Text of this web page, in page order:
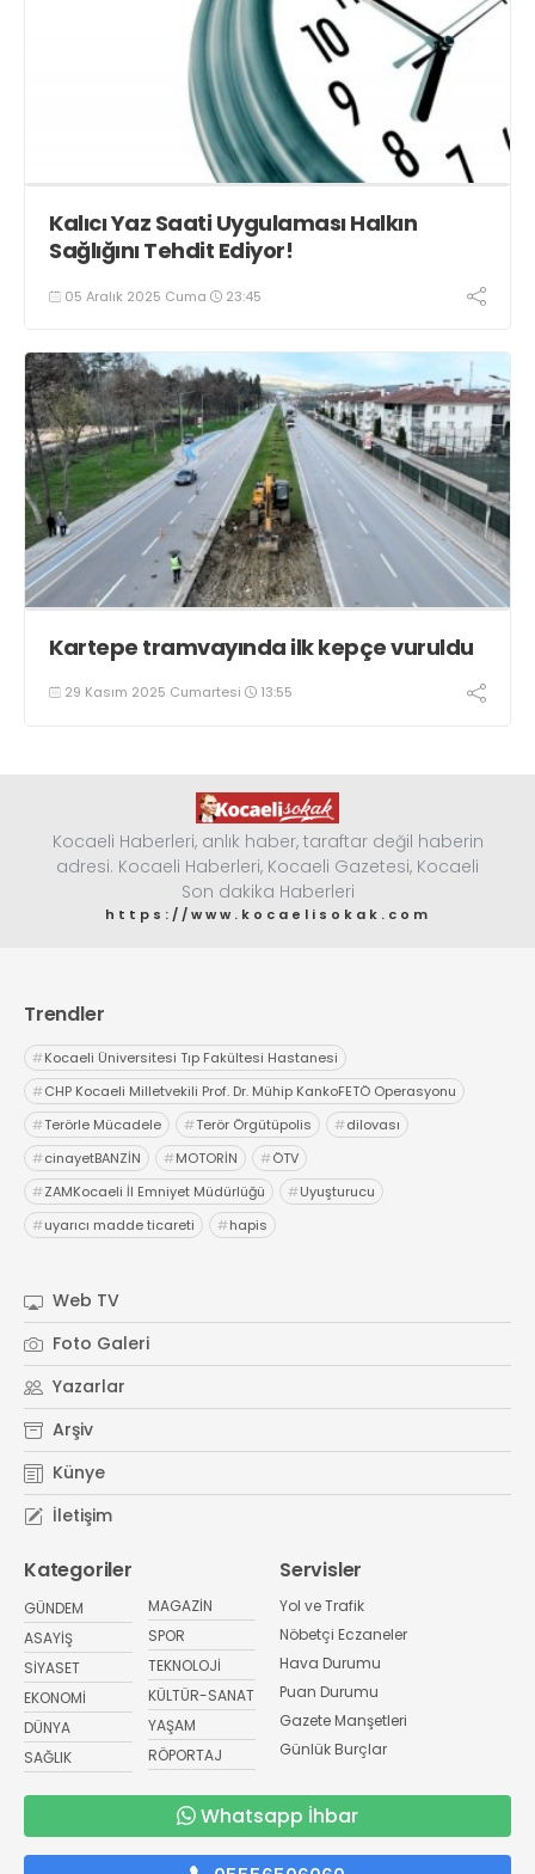
Kalıcı Yaz Saati Uygulaması Halkın
Sağlığını Tehdit Ediyor!
05 Aralık 2025 Cuma 23:45
Kartepe tramvayında ilk kepçe vuruldu
29 Kasım 2025 Cumartesi 13:55
Kocaeli Haberleri, anlık haber, taraftar değil haberin
adresi. Kocaeli Haberleri, Kocaeli Gazetesi, Kocaeli
Son dakika Haberleri
https://www.kocaelisokak.com
Trendler
#Kocaeli Üniversitesi Tıp Fakültesi Hastanesi
#CHP Kocaeli Milletvekili Prof. Dr. Mühip KankoFETÖ Operasyonu
#Terörle Mücadele #Terör Örgütüpolis #dilovası
#cinayetBANZİN #MOTORİN #ÖTV
#ZAMKocaeli İl Emniyet Müdürlüğü #Uyuşturucu
#uyarıcı madde ticareti #hapis
Web TV
Foto Galeri
Yazarlar
Arşiv
Künye
İletişim
Kategoriler
GÜNDEM
ASAYİŞ
SİYASET
EKONOMİ
DÜNYA
SAĞLIK
MAGAZİN
SPOR
TEKNOLOJİ
KÜLTÜR-SANAT
YAŞAM
RÖPORTAJ
Servisler
Yol ve Trafik
Nöbetçi Eczaneler
Hava Durumu
Puan Durumu
Gazete Manşetleri
Günlük Burçlar
Whatsapp İhbar